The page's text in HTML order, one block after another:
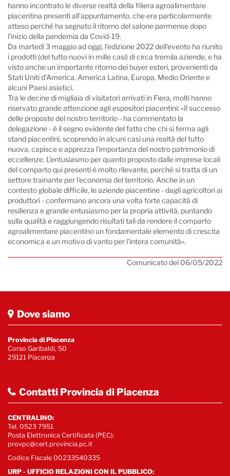
hanno incontrato le diverse realtà della filiera agroalimentare
piacentina presenti all’appuntamento, che era particolarmente
atteso perché ha segnato il ritorno del salone parmense dopo
l’inizio della pandemia da Covid-19.
Da martedì 3 maggio ad oggi, l’edizione 2022 dell’evento ha riunito
i prodotti (del tutto nuovi in mille casi) di circa tremila aziende, e ha
visto anche un importante ritorno dei buyer esteri, provenienti da
Stati Uniti d’America, America Latina, Europa, Medio Oriente e
alcuni Paesi asiatici.
Tra le decine di migliaia di visitatori arrivati in Fiera, molti hanno
riservato grande attenzione agli espositori piacentini: «Il successo
delle proposte del nostro territorio - ha commentato la
delegazione - è il segno evidente del fatto che chi si ferma agli
stand piacentini, scoprendo in alcuni casi una realtà del tutto
nuova, capisce e apprezza l’importanza del nostro patrimonio di
eccellenze. L’entusiasmo per quanto proposto dalle imprese locali
del comparto qui presenti è molto rilevante, perché si tratta di un
settore trainante per l’economia del territorio. Anche in un
contesto globale difficile, le aziende piacentine - dagli agricoltori ai
produttori - confermano ancora una volta forte capacità di
resilienza e grande entusiasmo per la propria attività, puntando
sulla qualità e raggiungendo risultati tali da rendere il comparto
agroalimentare piacentino un fondamentale elemento di crescita
economica e un motivo di vanto per l’intera comunità».
Comunicato del 06/05/2022
Dove siamo
Provincia di Piacenza
Corso Garibaldi, 50
29121 Piacenza
Contatti Provincia di Piacenza
CENTRALINO:
Tel. 0523 7951
Posta Elettronica Certificata (PEC):
provpc@cert.provincia.pc.it
Codice Fiscale 00233540335
URP - UFFICIO RELAZIONI CON IL PUBBLICO: